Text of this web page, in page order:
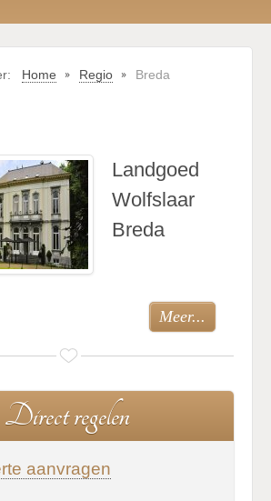
Home Regio Breda
Landgoed
Wolfslaar
Breda
Meer...
Directregelen
aanvragen